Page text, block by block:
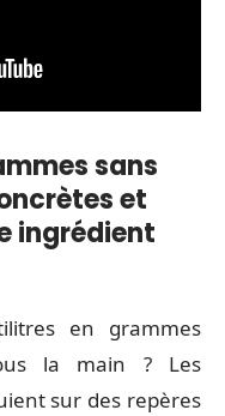
sans
et
ingrédient
en grammes
la main ? Les
sur des repères